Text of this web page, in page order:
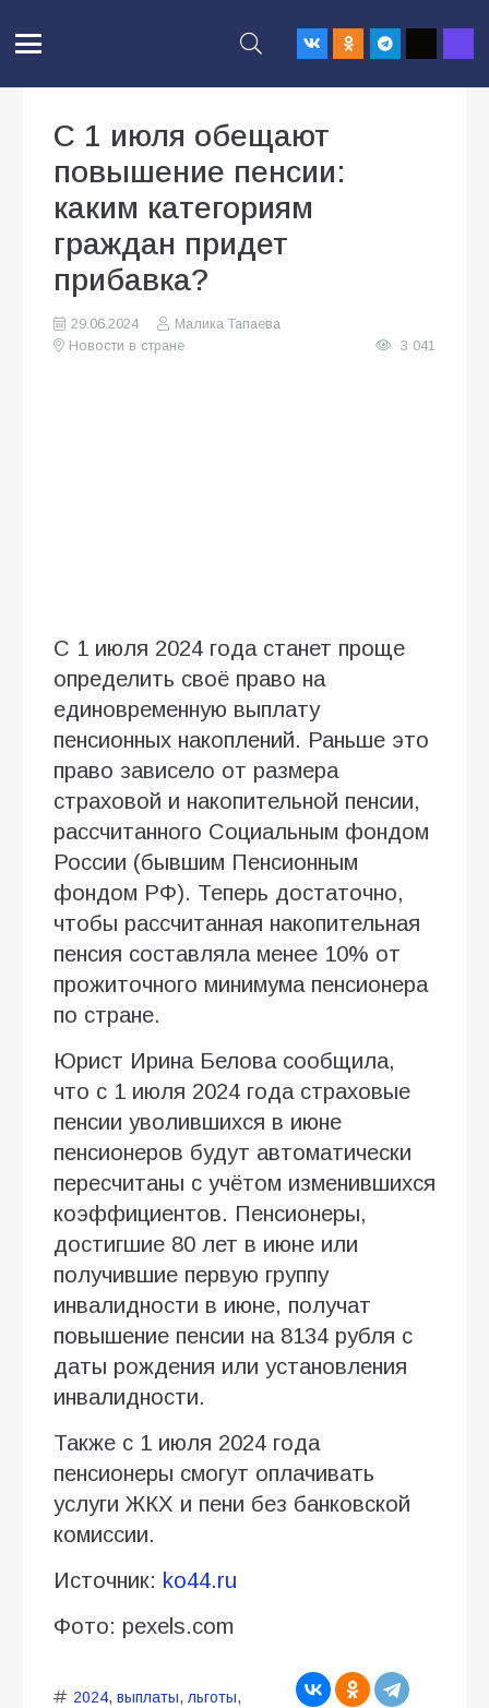
С 1 июля обещают
повышение пенсии:
каким категориям
граждан придет
прибавка?
29.06.2024
Малика Тапаева
Новости в стране
3 041
С 1 июля 2024 года станет проще
определить своё право на
единовременную выплату
пенсионных накоплений. Раньше это
право зависело от размера
страховой и накопительной пенсии,
рассчитанного Социальным фондом
России (бывшим Пенсионным
фондом РФ). Теперь достаточно,
чтобы рассчитанная накопительная
пенсия составляла менее 10% от
прожиточного минимума пенсионера
по стране.
Юрист Ирина Белова сообщила,
что с 1 июля 2024 года страховые
пенсии уволившихся в июне
пенсионеров будут автоматически
пересчитаны с учётом изменившихся
коэффициентов. Пенсионеры,
достигшие 80 лет в июне или
получившие первую группу
инвалидности в июне, получат
повышение пенсии на 8134 рубля с
даты рождения или установления
инвалидности.
Также с 1 июля 2024 года
пенсионеры смогут оплачивать
услуги ЖКХ и пени без банковской
комиссии.
Источник: ko44.ru
Фото: pexels.com
2024, выплаты, льготы,